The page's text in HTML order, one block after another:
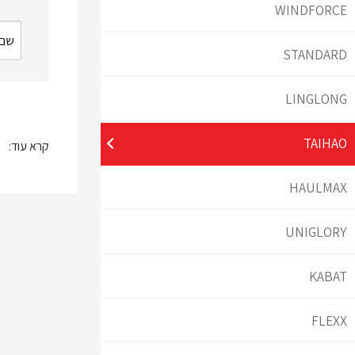
WINDFORCE
STANDARD
LINGLONG
TAIHAO
HAULMAX
UNIGLORY
KABAT
FLEXX
קרא עוד: